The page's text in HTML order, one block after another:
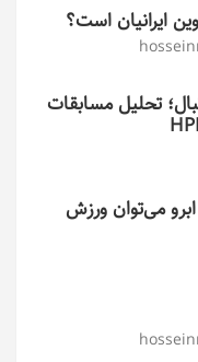
ایرانیان است؟
تحلیل مسابقات
می‌توان ورزش